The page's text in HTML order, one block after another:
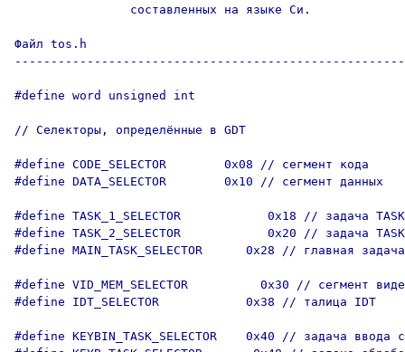
                составленных на языке Си.
Файл tos.h
#define word unsigned int
// Селекторы, определённые в GDT
#define CODE_SELECTOR        0x08 // сегмент кода
#define DATA_SELECTOR        0x10 // сегмент данных
#define TASK_1_SELECTOR            0x18 // задача
#define TASK_2_SELECTOR            0x20 // задача
#define MAIN_TASK_SELECTOR      0x28 // главная задача
#define VID_MEM_SELECTOR          0x30 // сегмент
#define IDT_SELECTOR            0x38 // талица IDT
#define KEYBIN_TASK_SELECTOR    0x40 // задача ввода